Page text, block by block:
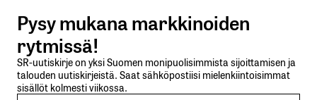
Lähetä kommentti
Pysy mukana markkinoiden
rytmissä!
SR-uutiskirje on yksi Suomen monipuolisimmista sijoittamisen ja
talouden uutiskirjeistä. Saat sähköpostiisi mielenkiintoisimmat
sisällöt kolmesti viikossa.